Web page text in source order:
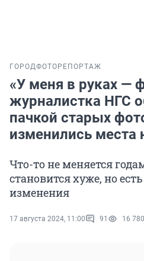
ГОРОДФОТОРЕПОРТАЖ
«У меня в руках —
журналистка НГС
пачкой старых
изменились места
Что-то не меняется
становится хуже, но
изменения
17 августа 2024, 11:00 91 16 780